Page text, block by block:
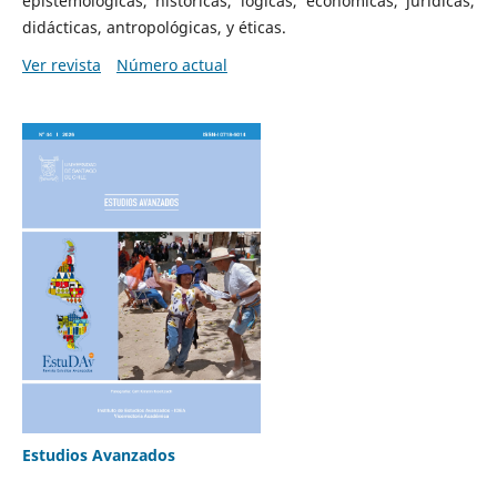
didácticas, antropológicas, y éticas.
Ver revista
Número actual
Estudios Avanzados